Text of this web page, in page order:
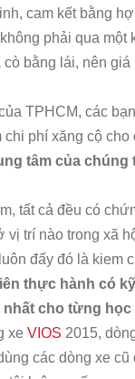
cam kết bằng
phải qua một
bằng lái, nên
TPHCM, các
chi phí xăng cộ
tâm của
tất cả đều có
trí nào trong xã
đấy đó là kiem
thực hành có
nhất cho từng học
xeVIOS 2015,
các dòng xe cũ